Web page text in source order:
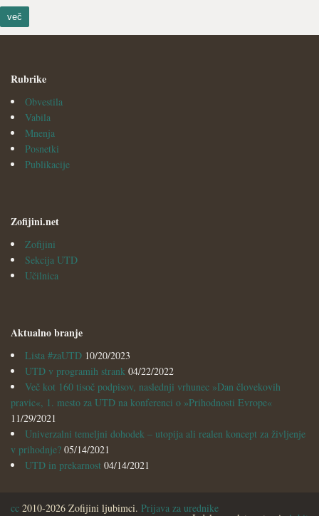
več
Rubrike
Obvestila
Vabila
Mnenja
Posnetki
Publikacije
Zofijini.net
Zofijini
Sekcija UTD
Učilnica
Aktualno branje
Lista #zaUTD 10/20/2023
UTD v programih strank 04/22/2022
Več kot 160 tisoč podpisov, naslednji vrhunec »Dan človekovih
pravic«, 1. mesto za UTD na konferenci o »Prihodnosti Evrope«
11/29/2021
Univerzalni temeljni dohodek – utopija ali realen koncept za življenje
v prihodnje? 05/14/2021
UTD in prekarnost 04/14/2021
cc 2010-2026 Zofijini ljubimci. Prijava za urednike